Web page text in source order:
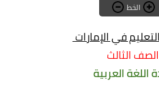
الخط
في الإمارات
الصف الثالث
اللغة العربية